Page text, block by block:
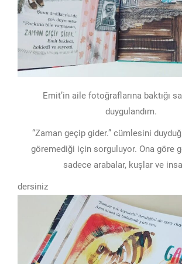
Emit’in aile fotoğraflarına baktığı
duygulandım.
“Zaman geçip gider.” cümlesini
göremediği için sorguluyor. Ona göre
sadece arabalar, kuşlar ve
dersiniz